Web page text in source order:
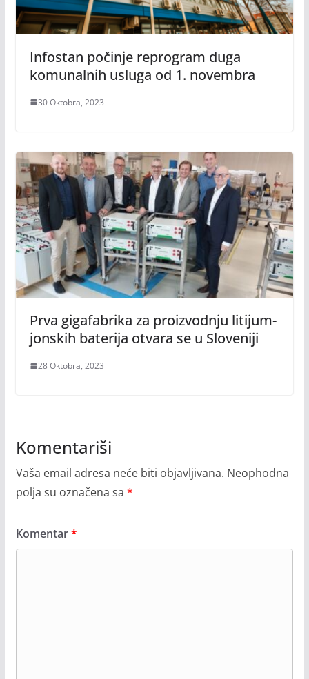
Infostan počinje reprogram duga
komunalnih usluga od 1. novembra
30 Oktobra, 2023
Prva gigafabrika za proizvodnju litijum-
jonskih baterija otvara se u Sloveniji
28 Oktobra, 2023
Komentariši
Vaša email adresa neće biti objavljivana. Neophodna
polja su označena sa *
Komentar*